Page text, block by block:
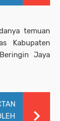
temuan
Kabupaten
Jaya